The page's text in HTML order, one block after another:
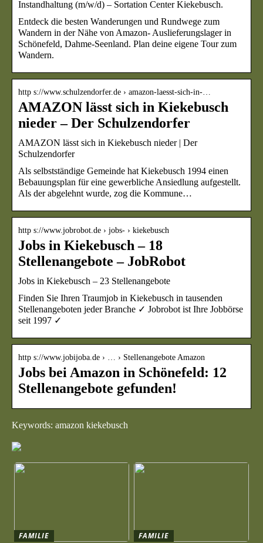
Instandhaltung (m/w/d) – Sortation Center Kiekebusch.
Entdeck die besten Wanderungen und Rundwege zum
Wandern in der Nähe von Amazon- Auslieferungslager in
Schönefeld, Dahme-Seenland. Plan deine eigene Tour zum
Wandern.
http s://www.schulzendorfer.de › amazon-laesst-sich-in-…
AMAZON lässt sich in Kiekebusch
nieder – Der Schulzendorfer
AMAZON lässt sich in Kiekebusch nieder | Der
Schulzendorfer
Als selbstständige Gemeinde hat Kiekebusch 1994 einen
Bebauungsplan für eine gewerbliche Ansiedlung aufgestellt.
Als der abgelehnt wurde, zog die Kommune…
http s://www.jobrobot.de › jobs- › kiekebusch
Jobs in Kiekebusch – 18
Stellenangebote – JobRobot
Jobs in Kiekebusch – 23 Stellenangebote
Finden Sie Ihren Traumjob in Kiekebusch in tausenden
Stellenangeboten jeder Branche ✓ Jobrobot ist Ihre Jobbörse
seit 1997 ✓
http s://www.jobijoba.de › … › Stellenangebote Amazon
Jobs bei Amazon in Schönefeld: 12
Stellenangebote gefunden!
Keywords: amazon kiekebusch
FAMILIE
FAMILIE